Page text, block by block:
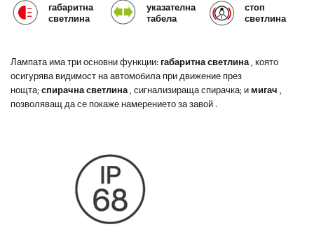
габаритна
светлина
указателна
табела
стоп
светлина
Лампата има три основни функции: габаритна светлина, която
осигурява видимост на автомобила при движение през
нощта; спирачна светлина, сигнализираща спирачка; и мигач ,
позволяващ да се покаже намерението за завой .